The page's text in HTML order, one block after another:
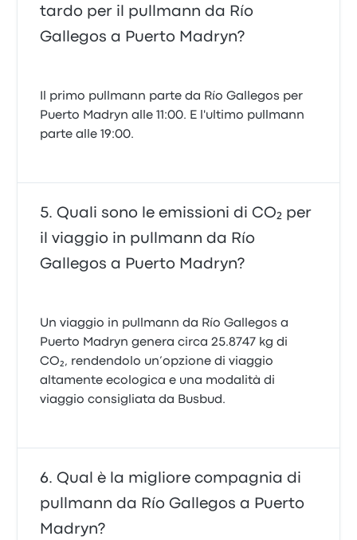
tardo per il pullmann da Río
Gallegos a Puerto Madryn?
Il primo pullmann parte da Río Gallegos per
Puerto Madryn alle 11:00. E l'ultimo pullmann
parte alle 19:00.
Quali sono le emissioni di CO₂ per
il viaggio in pullmann da Río
Gallegos a Puerto Madryn?
Un viaggio in pullmann da Río Gallegos a
Puerto Madryn genera circa 25.8747 kg di
CO₂, rendendolo un’opzione di viaggio
altamente ecologica e una modalità di
viaggio consigliata da Busbud.
Qual è la migliore compagnia di
pullmann da Río Gallegos a Puerto
Madryn?